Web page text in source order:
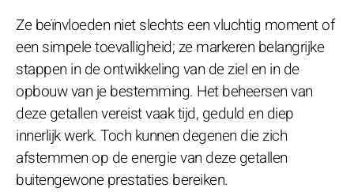
Ze beïnvloeden niet slechts een vluchtig moment of
een simpele toevalligheid; ze markeren belangrijke
stappen in de ontwikkeling van de ziel en in de
opbouw van je bestemming. Het beheersen van
deze getallen vereist vaak tijd, geduld en diep
innerlijk werk. Toch kunnen degenen die zich
afstemmen op de energie van deze getallen
buitengewone prestaties bereiken.